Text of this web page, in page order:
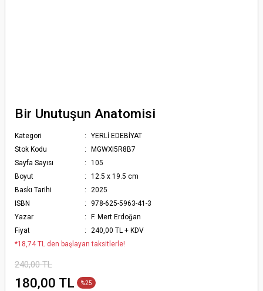
Bir Unutuşun Anatomisi
Kategori
YERLİ EDEBİYAT
Stok Kodu
MGWXI5R8B7
Sayfa Sayısı
105
Boyut
12.5 x 19.5 cm
Baskı Tarihi
2025
ISBN
978-625-5963-41-3
Yazar
F. Mert Erdoğan
Fiyat
240,00 TL + KDV
*18,74 TL den başlayan taksitlerle!
240,00 TL
180,00 TL %25